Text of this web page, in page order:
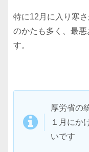
特に12月に入り寒
のかたも多く、最
す。
厚労省の
１月にか
いです